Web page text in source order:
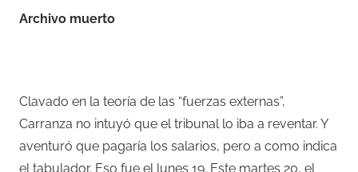
Archivo muerto
Clavado en la teoría de las “fuerzas externas”,
Carranza no intuyó que el tribunal lo iba a reventar. Y
aventuró que pagaría los salarios, pero a como indica
el tabulador. Eso fue el lunes 19. Este martes 20, el